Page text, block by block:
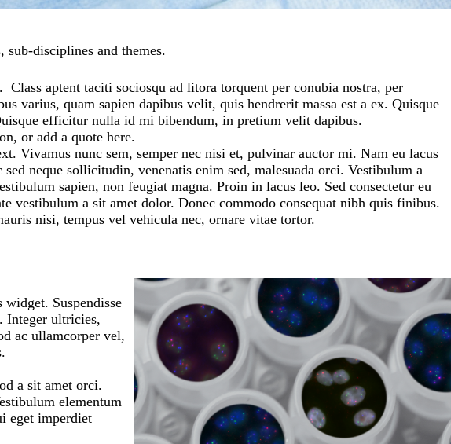
sub-disciplines and themes.
aptent taciti sociosqu ad litora torquent per conubia nostra, per
varius, quam sapien dapibus velit, quis hendrerit massa est a ex. Quisque
efficitur nulla id mi bibendum, in pretium velit dapibus.
or add a quote here.
Vivamus nunc sem, semper nec nisi et, pulvinar auctor mi. Nam eu lacus
neque sollicitudin, venenatis enim sed, malesuada orci. Vestibulum a
sapien, non feugiat magna. Proin in lacus leo. Sed consectetur eu
vestibulum a sit amet dolor. Donec commodo consequat nibh quis finibus.
nisi, tempus vel vehicula nec, ornare vitae tortor.
Suspendisse
Integer ultricies,
ac ullamcorper vel,
a sit amet orci.
elementum
eget imperdiet